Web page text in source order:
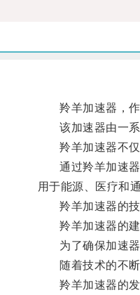
羚羊加速器，作
该加速器由一系
羚羊加速器不仅
通过羚羊加速器
用于能源、医疗和
羚羊加速器的技
羚羊加速器的建
为了确保加速器
随着技术的不断
羚羊加速器的发